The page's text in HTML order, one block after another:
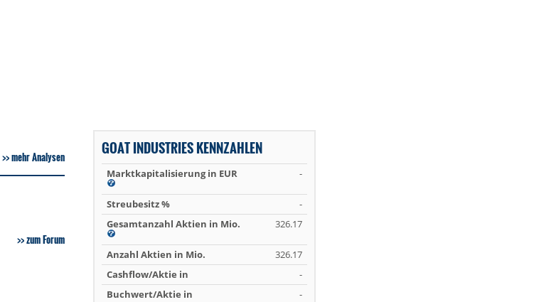
mehr Analysen
zum Forum
GOAT INDUSTRIES KENNZAHLEN
Marktkapitalisierung in EUR -
Streubesitz %
-
Gesamtanzahl Aktien in Mio.
326.17
Anzahl Aktien in Mio.
326.17
Cashflow/Aktie in
-
Buchwert/Aktie in
-